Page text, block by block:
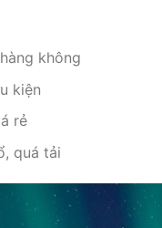
không
kiện
rẻ
quá tải